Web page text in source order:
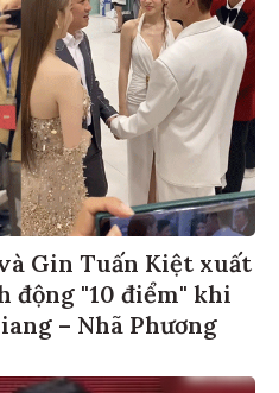
Gin Tuấn Kiệt xuất
động "10 điểm" khi
– Nhã Phương